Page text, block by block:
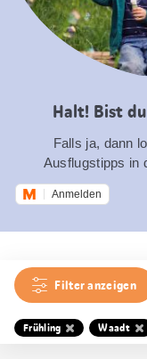
Halt! Bist
Falls ja, dann
Ausflugstipps in
Anmelden
Filter anzeigen
Frühling Waadt